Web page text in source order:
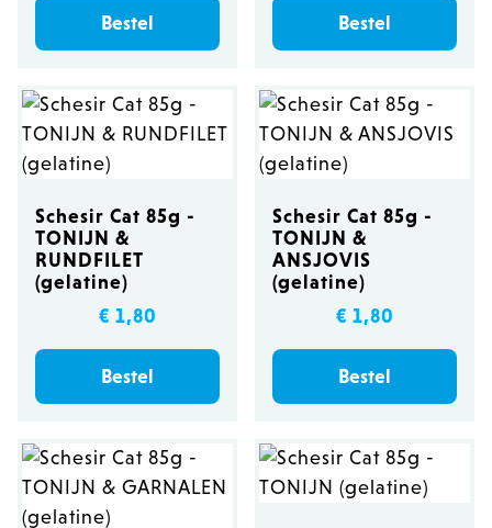
Bestel Bestel
Schesir Cat 85g -
TONIJN &
RUNDFILET
(gelatine)
€ 1,80
Bestel
Schesir Cat 85g -
TONIJN &
ANSJOVIS
(gelatine)
€ 1,80
Bestel